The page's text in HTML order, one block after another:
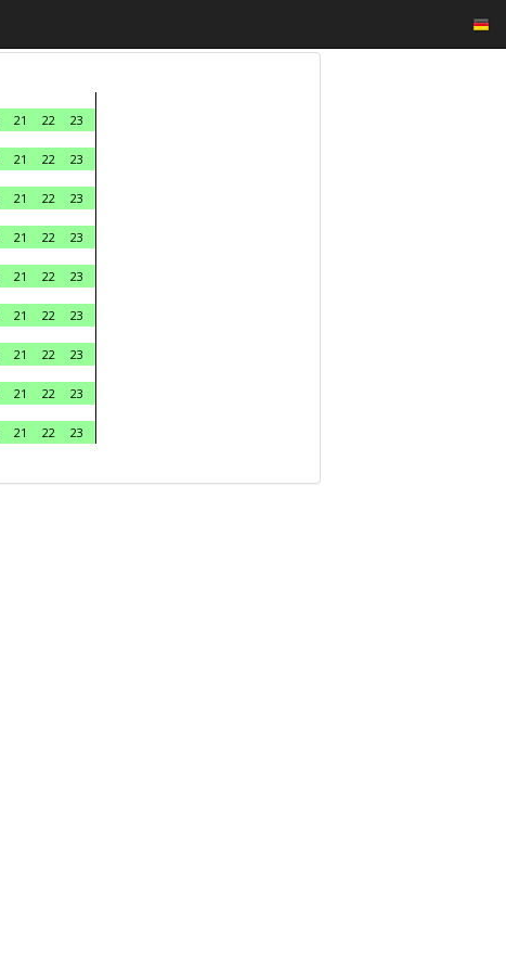
21 22
23
21 22
23
21 22
23
21 22
23
21 22
23
21 22
23
21 22
23
21 22
23
21 22
23